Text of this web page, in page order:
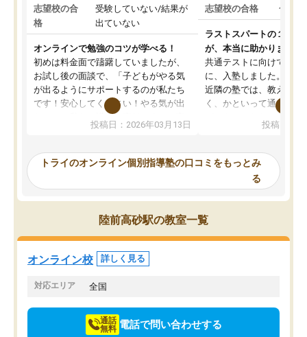
志望校の合
格
受験していない/結果が
出ていない
オンラインで勉強のコツが学べる！
初めは料金面で躊躇していましたが、
お試し後の面談で、「子どもがやる気
が出るようにサポートするのが私たち
です！安心してください！やる気が出
ないのは私たち講師の責任です」と言
ってくださり、確かに！と考えて、思
ったんですが、学生の先生から学ぶこ
み、徐々に成績が上がったらいいなと
思っていました。何が今足りないのか
を的確に指導いただき、子どももびっ
くりするほど楽しんでやる気を持って
塾を受けています。狙い通り、少しず
つ成績も上がり、苦手意識も無くなっ
てきたので、さらに苦手な数学も追加
でお願いしました。来年の高校受験に
投稿日：2026年03月13日
志望校の合格 合格
ラストスパートの１か月
が、本当に助かりました
共通テストに向けての追
に、入塾しました。田舎
近隣の塾では、教えても
く、かといって通うには
可能なので本当に助か
らないところをピンポイ
頂いて、とてもわかり
していました。一生を
スト、多少お金がかかっ
思い切って入塾してよか
投稿日：
トライのオンライン個別指導塾の口コミをもっとみ
る
陸前高砂駅の教室一覧
オンライン校 詳しく見る
対応エリア 全国
通話
無料 電話で問い合わせする